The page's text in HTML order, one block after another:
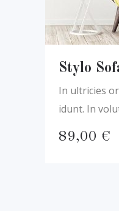
Stylo
In ultricies
idunt. In
89,00 €